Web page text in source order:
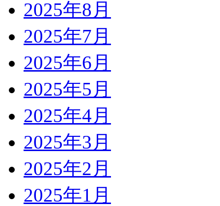
2025年8月
2025年7月
2025年6月
2025年5月
2025年4月
2025年3月
2025年2月
2025年1月